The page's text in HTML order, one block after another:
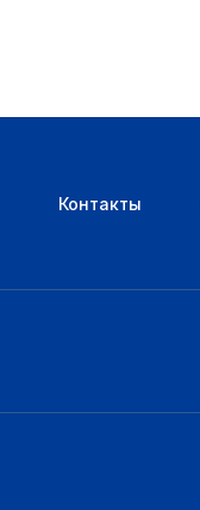
Контакты